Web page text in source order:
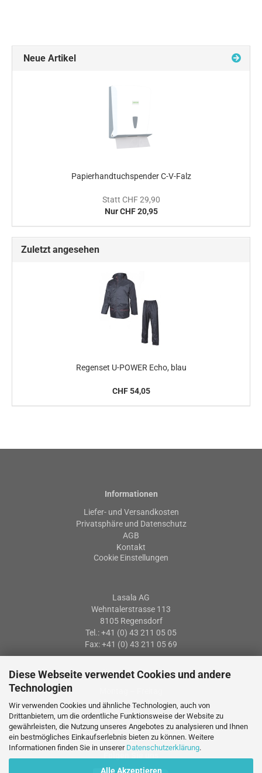
Diese Webseite verwendet Cookies und andere
Technologien
Wir verwenden Cookies und ähnliche Technologien, auch von
Drittanbietern, um die ordentliche Funktionsweise der Website zu
gewährleisten, die Nutzung unseres Angebotes zu analysieren und Ihnen
ein bestmögliches Einkaufserlebnis bieten zu können. Weitere
Informationen finden Sie in unserer Datenschutzerklärung.
Alle Akzeptieren
Neue Artikel
Papierhandtuchspender C-V-Falz
Statt CHF 29,90
Nur CHF 20,95
Zuletzt angesehen
Regenset U-POWER Echo, blau
CHF 54,05
Informationen
Liefer- und Versandkosten
Privatsphäre und Datenschutz
AGB
Kontakt
Cookie Einstellungen
Lasala AG
Wehntalerstrasse 113
8105 Regensdorf
Tel.: +41 (0) 43 211 05 05
Fax: +41 (0) 43 211 05 69
Öffnungszeiten
07: 30 – 12:00 Uhr
13:15 – 17:15 Uhr